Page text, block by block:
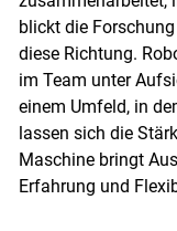
blickt die
diese Richtung.
im Team unter
einem Umfeld, in
lassen sich die
Maschine bringt
Erfahrung und